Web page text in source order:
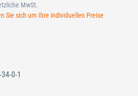
MwSt.
Sie sich um Ihre individuellen Preise
0-1